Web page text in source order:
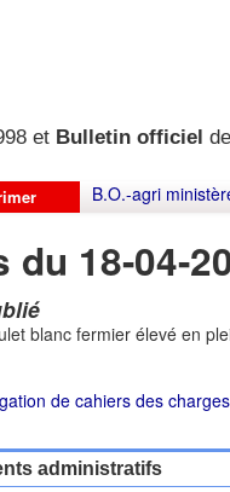
et Bulletin officiel
B.O.-agri
18-04-
blanc fermier élevé en
de cahiers des
administratifs